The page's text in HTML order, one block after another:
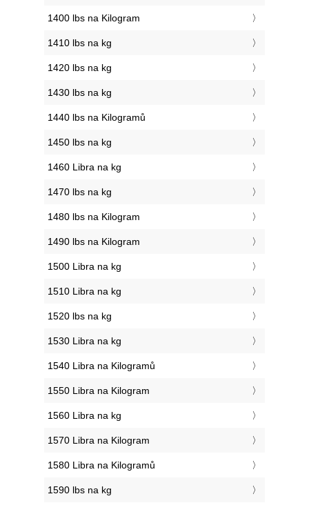
1400 lbs na Kilogram
1410 lbs na kg
1420 lbs na kg
1430 lbs na kg
1440 lbs na Kilogramů
1450 lbs na kg
1460 Libra na kg
1470 lbs na kg
1480 lbs na Kilogram
1490 lbs na Kilogram
1500 Libra na kg
1510 Libra na kg
1520 lbs na kg
1530 Libra na kg
1540 Libra na Kilogramů
1550 Libra na Kilogram
1560 Libra na kg
1570 Libra na Kilogram
1580 Libra na Kilogramů
1590 lbs na kg